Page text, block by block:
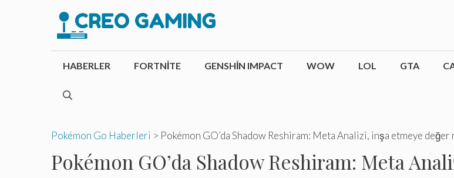
HABERLER FORTNITE GENSHIN IMPACT WOW LOL GTA
Pokémon Go Haberleri > Pokémon GO’da Shadow Reshiram: Meta Analizi, inşa etmeye değer
Pokémon GO’da Shadow Reshiram: Meta